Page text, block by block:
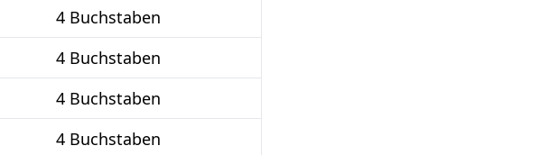
4 Buchstaben
4 Buchstaben
4 Buchstaben
4 Buchstaben